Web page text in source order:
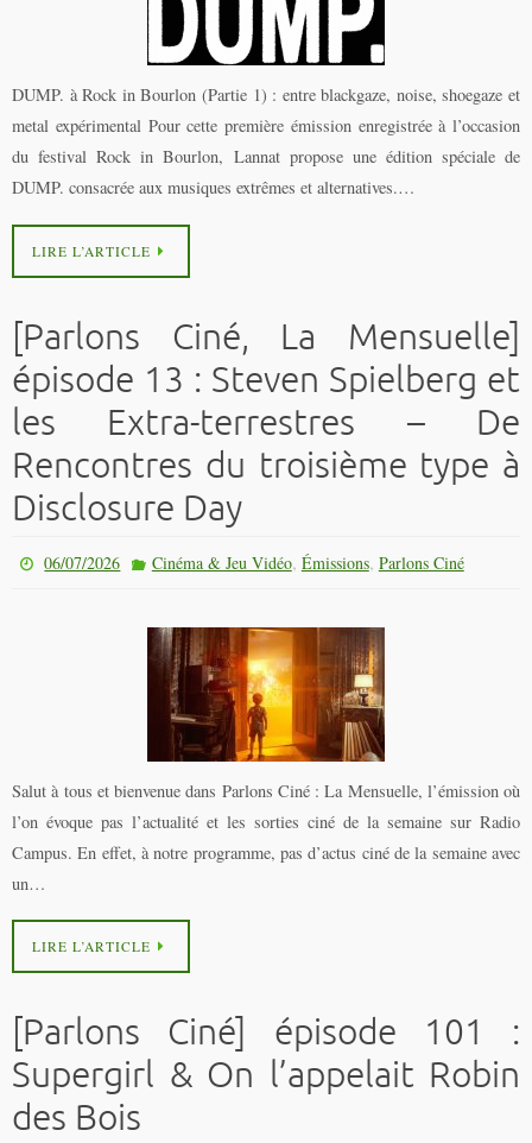
DUMP. à Rock in Bourlon (Partie 1) : entre blackgaze, noise, shoegaze et
metal expérimental Pour cette première émission enregistrée à l’occasion
du festival Rock in Bourlon, Lannat propose une édition spéciale de
DUMP. consacrée aux musiques extrêmes et alternatives.…
LIRE L’ARTICLE
[Parlons Ciné, La Mensuelle]
épisode 13 : Steven Spielberg et
les Extra-terrestres – De
Rencontres du troisième type à
Disclosure Day
06/07/2026 Cinéma & Jeu Vidéo, Émissions, Parlons Ciné
Salut à tous et bienvenue dans Parlons Ciné : La Mensuelle, l’émission où
l’on évoque pas l’actualité et les sorties ciné de la semaine sur Radio
Campus. En effet, à notre programme, pas d’actus ciné de la semaine avec
un…
LIRE L’ARTICLE
[Parlons Ciné] épisode 101 :
Supergirl & On l’appelait Robin
des Bois